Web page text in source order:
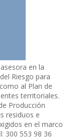
en la
Riesgo para
al Plan de
territoriales.
Producción
residuos e
en el marco
300 553 98 36